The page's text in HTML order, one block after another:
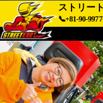
ストリー
📞+81-90-
概要
アクセス